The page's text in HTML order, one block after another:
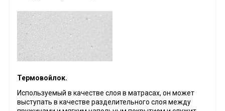
Термовойлок.
Используемый в качестве слоя в матрасах, он может
выступать в качестве разделительного слоя между